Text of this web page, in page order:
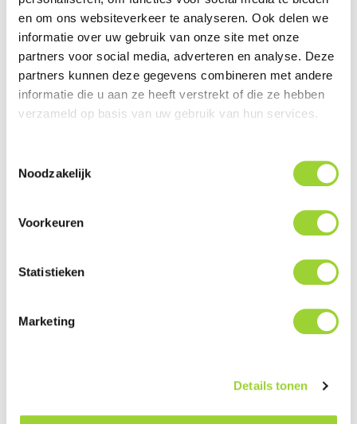
en om ons websiteverkeer te analyseren. Ook delen we
informatie over uw gebruik van onze site met onze
partners voor social media, adverteren en analyse. Deze
partners kunnen deze gegevens combineren met andere
informatie die u aan ze heeft verstrekt of die ze hebben
verzameld op basis van uw gebruik van hun services.
Noodzakelijk
Voorkeuren
Statistieken
Marketing
Details tonen
 Direct Leverbaar!
Prijs
€ 17,95
ACV Speakerringen Set
 Direct Leverbaar!
Nissan/Opel/Renault